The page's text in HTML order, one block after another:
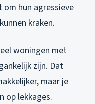
om hun agressieve
kraken.
woningen met
zijn. Dat
maar je
op lekkages.